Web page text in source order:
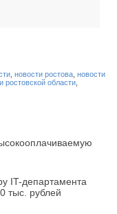
новости ростова новости
ростовской области
IT-департамента
тыс. рублей